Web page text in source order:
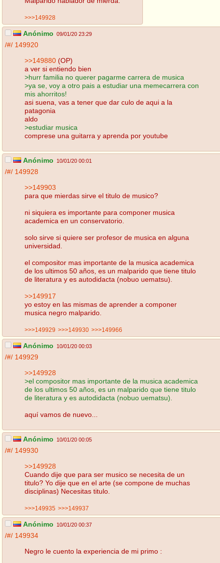
>>>149928
Anónimo 09/01/20 23:29
/#/ 149920
>>149880 (OP)
a ver si entiendo bien
>hurr familia no querer pagarme carrera de musica
>ya se, voy a otro pais a estudiar una memecarrera con
mis ahorritos!
asi suena, vas a tener que dar culo de aqui a la
patagonia
aldo
>estudiar musica
comprese una guitarra y aprenda por youtube
Anónimo 10/01/20 00:01
/#/ 149928
>>149903
para que mierdas sirve el titulo de musico?
ni siquiera es importante para componer musica
academica en un conservatorio.
solo sirve si quiere ser profesor de musica en alguna
universidad.
el compositor mas importante de la musica academica
de los ultimos 50 años, es un malparido que tiene titulo
de literatura y es autodidacta (nobuo uematsu).
>>149917
yo estoy en las mismas de aprender a componer
musica negro malparido.
>>>149929 >>>149930 >>>149966
Anónimo 10/01/20 00:03
/#/ 149929
>>149928
>el compositor mas importante de la musica academica
de los ultimos 50 años, es un malparido que tiene titulo
de literatura y es autodidacta (nobuo uematsu).
aquí vamos de nuevo...
Anónimo 10/01/20 00:05
/#/ 149930
>>149928
Cuando dije que para ser musico se necesita de un
titulo? Yo dije que en el arte (se compone de muchas
disciplinas) Necesitas titulo.
>>>149935 >>>149937
Anónimo 10/01/20 00:37
/#/ 149934
Negro le cuento la experiencia de mi primo :